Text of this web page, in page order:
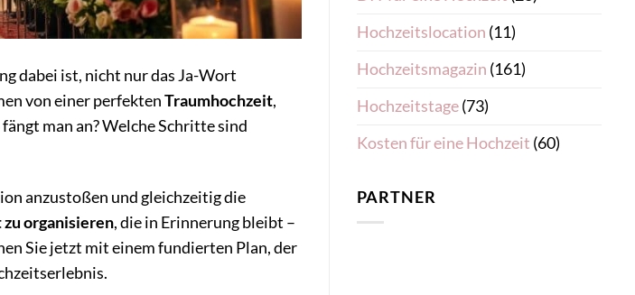
dabei ist, nicht nur das Ja-Wort
von einer perfektenTraumhochzeit,
man an? Welche Schritte sind
anzustoßen und gleichzeitig die
organisieren, die in Erinnerung bleibt –
Sie jetzt mit einem fundierten Plan, der
Hochzeitslocation (11)
Hochzeitsmagazin (161)
Hochzeitstage(73)
Kosten für eine Hochzeit (60)
PARTNER